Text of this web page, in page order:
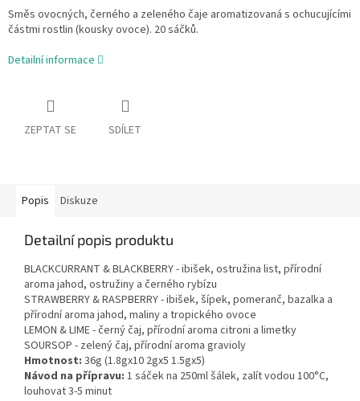
Směs ovocných, černého a zeleného čaje aromatizovaná s ochucujícími
částmi rostlin (kousky ovoce). 20 sáčků.
Detailní informace
ZEPTAT SE SDÍLET
Popis Diskuze
Detailní popis produktu
BLACKCURRANT & BLACKBERRY - ibišek, ostružina list, přírodní
aroma jahod, ostružiny a černého rybízu
STRAWBERRY & RASPBERRY - ibišek, šípek, pomeranč, bazalka a
přírodní aroma jahod, maliny a tropického ovoce
LEMON & LIME - černý čaj, přírodní aroma citroni a limetky
SOURSOP - zelený čaj, přírodní aroma gravioly
Hmotnost: 36g (1.8gx10 2gx5 1.5gx5)
Návod na přípravu: 1 sáček na 250ml šálek, zalít vodou 100°C,
louhovat 3-5 minut